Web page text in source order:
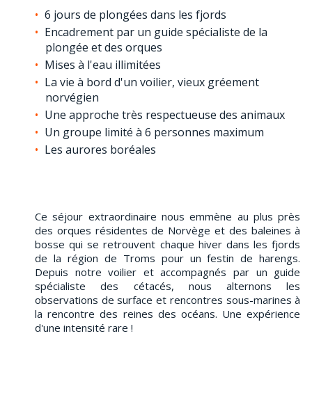
6 jours de plongées dans les fjords
Encadrement par un guide spécialiste de la
plongée et des orques
Mises à l'eau illimitées
La vie à bord d'un voilier, vieux gréement
norvégien
Une approche très respectueuse des animaux
Un groupe limité à 6 personnes maximum
Les aurores boréales
Ce séjour extraordinaire nous emmène au plus près
des orques résidentes de Norvège et des baleines à
bosse qui se retrouvent chaque hiver dans les fjords
de la région de Troms pour un festin de harengs.
Depuis notre voilier et accompagnés par un guide
spécialiste des cétacés, nous alternons les
observations de surface et rencontres sous-marines à
la rencontre des reines des océans. Une expérience
d'une intensité rare !